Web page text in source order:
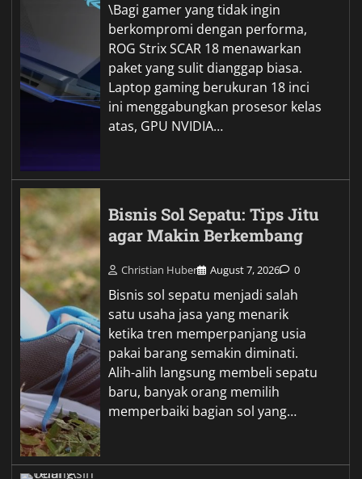
\Bagi gamer yang tidak ingin
berkompromi dengan performa,
ROG Strix SCAR 18 menawarkan
paket yang sulit dianggap biasa.
Laptop gaming berukuran 18 inci
ini menggabungkan prosesor kelas
atas, GPU NVIDIA…
Bisnis Sol Sepatu: Tips Jitu
agar Makin Berkembang
Christian Huber August 7, 2026 0
Bisnis sol sepatu menjadi salah
satu usaha jasa yang menarik
ketika tren memperpanjang usia
pakai barang semakin diminati.
Alih-alih langsung membeli sepatu
baru, banyak orang memilih
memperbaiki bagian sol yang…